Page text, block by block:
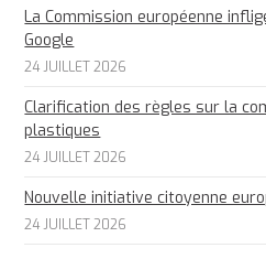
La Commission européenne
Google
24 JUILLET 2026
Clarification des règles sur la
plastiques
24 JUILLET 2026
Nouvelle initiative citoyenne
24 JUILLET 2026